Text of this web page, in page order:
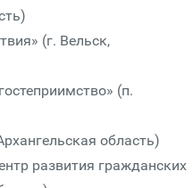
(г. Вельск,
(п.
область)
развития гражданских